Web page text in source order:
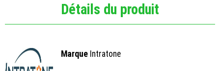
Détails du produit
Marque Intratone